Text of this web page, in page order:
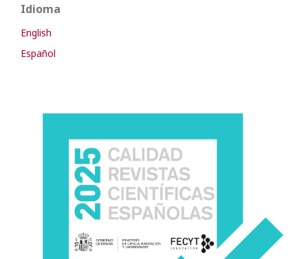
Idioma
English
Español